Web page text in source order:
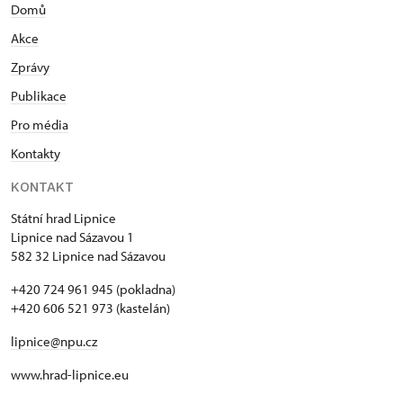
Domů
Akce
Zprávy
Publikace
Pro média
Kontakty
KONTAKT
Státní hrad Lipnice
Lipnice nad Sázavou 1
582 32 Lipnice nad Sázavou
+420 724 961 945 (pokladna)
+420 606 521 973 (kastelán)
lipnice@npu.cz
www.hrad-lipnice.eu